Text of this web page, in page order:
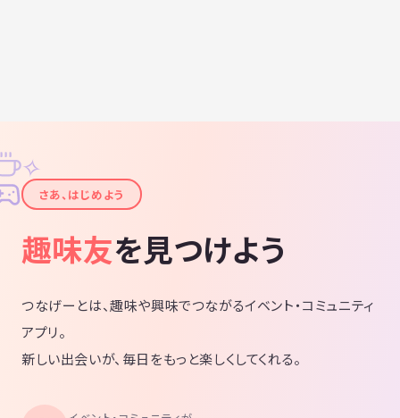
✦
✧
さあ、はじめよう
趣味友を見つけよう
つなげーとは、趣味や興味でつながるイベント・コミュニティ
アプリ。
新しい出会いが、毎日をもっと楽しくしてくれる。